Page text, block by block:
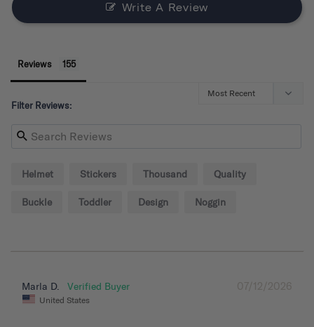
Write A Review
Reviews
Filter Reviews:
Helmet Stickers Thousand Quality
Buckle Toddler Design Noggin
07/12/2026
Marla D.
United States